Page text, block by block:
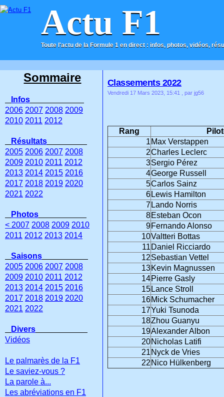
Actu F1
Toute l'actu de la Formule 1 en direct : infos, photos, vidéos,
ACCUEIL CONTACT
Classements 2022
Vendredi 17 Mars 2023, 15:41 , par jg56
Rang
1 Max Verstappen
2Charles Leclerc
3Sergio Pérez
4George Russell
5Carlos Sainz
6 Lewis Hamilton
7 Lando Norris
8Esteban Ocon
9Fernando Alonso
10Valtteri Bottas
11 Daniel Ricciardo
12Sebastian Vettel
13Kevin Magnussen
14Pierre Gasly
15 Lance Stroll
16Mick Schumacher
17Yuki Tsunoda
18Zhou Guanyu
19Alexander Albon
20Nicholas Latifi
21 Nyck de Vries
22 Nico Hülkenberg
Sommaire
Infos
2006 2007 2008 2009
2010 2011 2012
Résultats
2005 2006 2007 2008
2009 2010 2011 2012
2013 2014 2015 2016
2017 2018 2019 2020
2021 2022
Photos
< 2007 2008 2009 2010
2011 2012 2013 2014
Saisons
2005 2006 2007 2008
2009 2010 2011 2012
2013 2014 2015 2016
2017 2018 2019 2020
2021 2022
Divers
Vidéos
Le palmarès de la F1
Le saviez-vous ?
La parole à...
Les abréviations en F1